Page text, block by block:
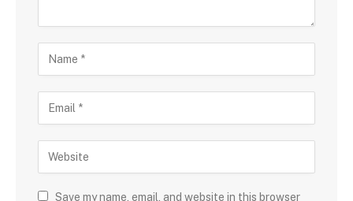
Save my name, email, and website in this browser